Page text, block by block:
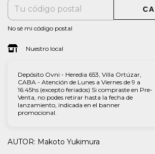
No sé mi código postal
Nuestro local
Depósito Ovni - Heredia 653, Villa Ortúzar,
CABA - Atención de Lunes a Viernes de 9 a
16:45hs (excepto feriados) Si compraste en Pre-
Venta, no podes retirar hasta la fecha de
lanzamiento, indicada en el banner
promocional.
AUTOR: Makoto Yukimura